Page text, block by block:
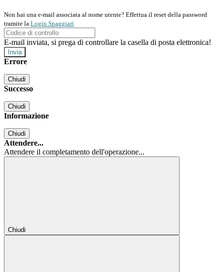
Non hai una e-mail associata al nome utente? Effettua il reset della password
tramite la Login Spaggiari
E-mail inviata, si prega di controllare la casella di posta elettronica!
Errore
Chiudi
Successo
Chiudi
Informazione
Chiudi
Attendere...
Attendere il completamento dell'operazione...
Chiudi